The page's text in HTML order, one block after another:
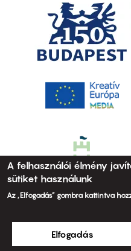
A felhasználói élmény
sütiket használunk
Az „Elfogadás” gombra kattintva
Elfogadás